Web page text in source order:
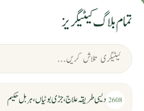
تمام بلاگ کیٹیگریز
2608 دیسی طریقہ علاج، جڑی بوٹیاں، ہربل حکیم